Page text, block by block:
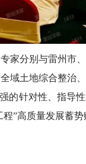
分别与雷州市、
域土地综合整治
的针对性、指导
”高质量发展蓄势